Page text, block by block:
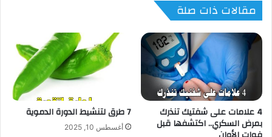
مقالات ذات صلة
4 علامات على شفتيك تنذرك
بمرض السكري.. اكتشفها قبل
7 طرق لتنشيط الدورة الدموية
أغسطس 10, 2025